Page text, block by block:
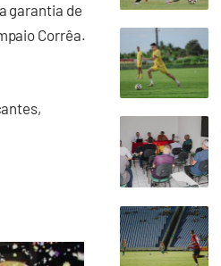
garantia de
Corrêa.